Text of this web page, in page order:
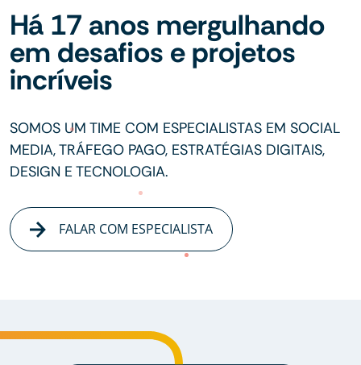
Há 17 anos mergulhando
em desafios e projetos
incríveis
SOMOS UM TIME COM ESPECIALISTAS EM SOCIAL
MEDIA, TRÁFEGO PAGO, ESTRATÉGIAS DIGITAIS,
DESIGN E TECNOLOGIA.
FALAR COM ESPECIALISTA